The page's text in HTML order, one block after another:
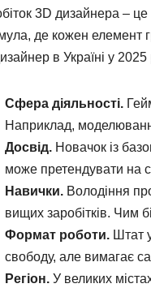
3D дизайнера –
де кожен елемент
в Україні у 2025
Сфера діяльності.
Наприклад, моделювання
Досвід. Новачок із
може претендувати на
Навички. Володіння
вищих заробітків. Чим
Формат роботи. Штат
свободу, але вимагає
Регіон. У великих